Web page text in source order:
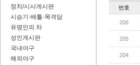
정치/시사게시판
시승기·배틀·목격담
유명인의 차
성인게시판
국내야구
해외야구
번호
206
205
204